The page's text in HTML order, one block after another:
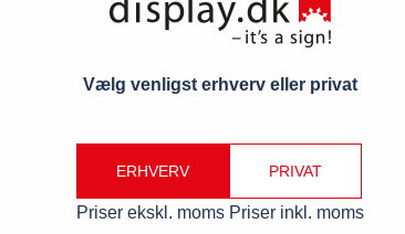
Gratis fragt
Fordi varen koster over 800 kr. ekskl.
Vælg venligst erhverv eller privat
ERHVERV
Priser ekskl. moms
PRIVAT
Priser inkl. moms